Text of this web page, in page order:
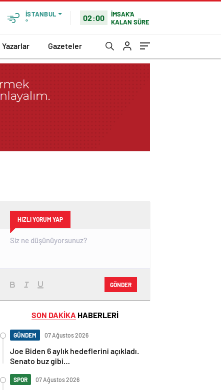
İSTANBUL
°
02:00
İMSAK'A
KALAN SÜRE
Yazarlar Gazeteler
HIZLI YORUM YAP
GÖNDER
SON DAKİKA HABERLERİ
GÜNDEM 07 Ağustos 2026
Joe Biden 6 aylık hedeflerini açıkladı.
Senato buz gibi…
SPOR 07 Ağustos 2026